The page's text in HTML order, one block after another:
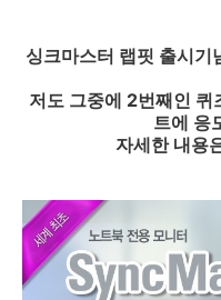
싱크마스터 랩핏 출시
저도 그중에 2번째인
트에 응
자세한 내용